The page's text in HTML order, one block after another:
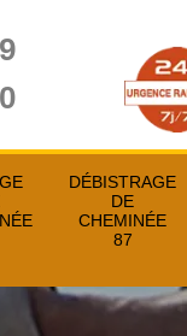
DÉBISTRAGE
DE
CHEMINÉE
87